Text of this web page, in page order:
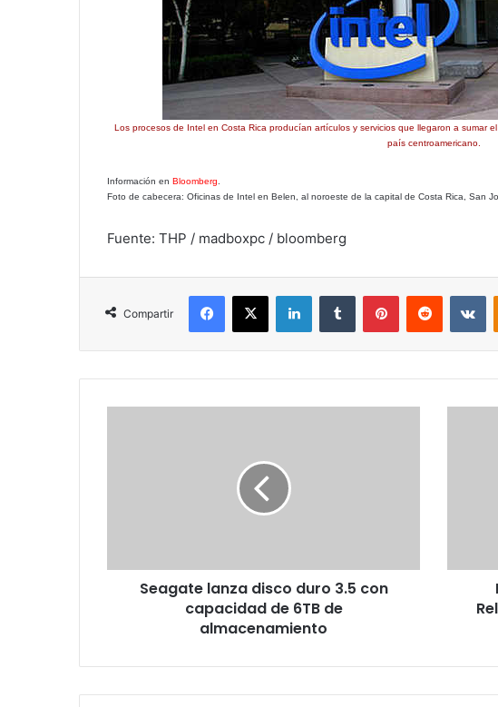
Los procesos de Intel en Costa Rica producían artículos y servicios que llegaron a sumar
país centroamericano.
Información en Bloomberg
Foto de cabecera: Oficinas de Intel en Belen, al noroeste de la capital de Costa Rica, San
Fuente: THP / madboxpc / bloomberg
Compartir
Facebook
X LinkedInTumblr PinterestReddit
6TB
almacenamiento
Seagate lanza disco duro 3.5 con
capacidad de 6TB de
almacenamiento